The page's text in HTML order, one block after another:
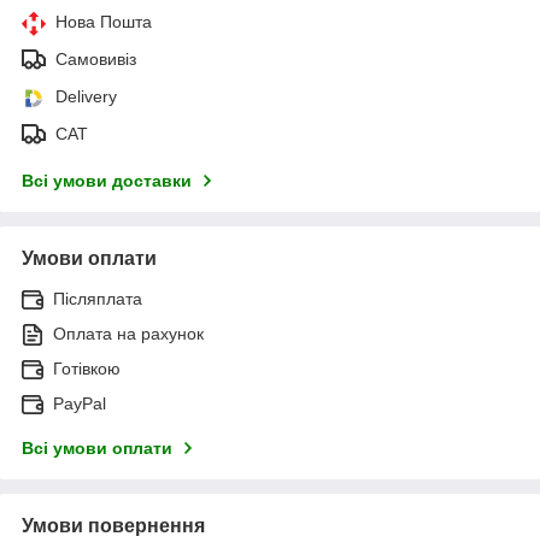
Нова Пошта
Самовивіз
Delivery
САТ
Всі умови доставки
Умови оплати
Післяплата
Оплата на рахунок
Готівкою
PayPal
Всі умови оплати
Умови повернення